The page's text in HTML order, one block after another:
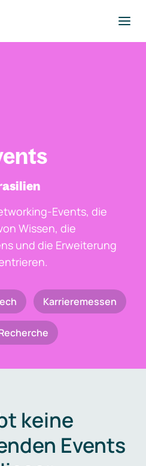
Events, die
Wissen, die
und die Erweiterung
Karrieremessen
keine
Events